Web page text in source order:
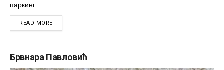
паркинг
READ MOREDETAILS
Брвнара Павловић